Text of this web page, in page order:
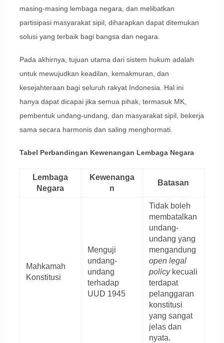
masing-masing lembaga negara, dan melibatkan
partisipasi masyarakat sipil, diharapkan dapat ditemukan
solusi yang terbaik bagi bangsa dan negara.
Pada akhirnya, tujuan utama dari sistem hukum adalah
untuk mewujudkan keadilan, kemakmuran, dan
kesejahteraan bagi seluruh rakyat Indonesia. Hal ini
hanya dapat dicapai jika semua pihak, termasuk MK,
pembentuk undang-undang, dan masyarakat sipil, bekerja
sama secara harmonis dan saling menghormati.
Tabel Perbandingan Kewenangan Lembaga Negara
Lembaga
Negara
Kewenanga
n
Batasan
Mahkamah
Konstitusi
Menguji
undang-
undang
terhadap
UUD 1945
Tidak boleh
membatalkan
undang-
undang yang
mengandung
open legal
policykecuali
terdapat
pelanggaran
konstitusi
yang sangat
jelas dan
nyata.